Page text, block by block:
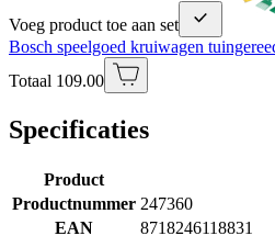
Voeg product toe aan set
Bosch speelgoed kruiwagen
Totaal 109.00
Specificaties
Product
Productnummer 247360
EAN
8718246118831